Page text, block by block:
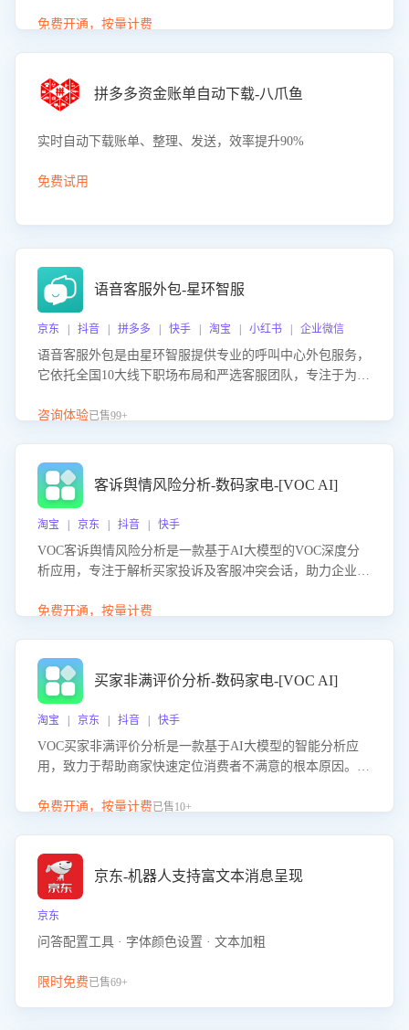
购买意向，深度洞察决策动因。同时全面评估客服团队政策
度、客服转化能力及销售业绩。
免费开通，按量计费
拼多多资金账单自动下载-八爪鱼
实时自动下载账单、整理、发送，效率提升90%
免费试用
语音客服外包-星环智服
京东 | 抖音 | 拼多多 | 快手 | 淘宝 | 小红书 | 企业微信
语音客服外包是由星环智服提供专业的呼叫中心外包服务，
它依托全国10大线下职场布局和严选客服团队，专注于为企
客服团队和智能工具提升语音客服服务效率和质量，帮助企
咨询体验已售99+
客诉舆情风险分析-数码家电-[VOC AI]
淘宝 | 京东 | 抖音 | 快手
VOC客诉舆情风险分析是一款基于AI大模型的VOC深度分
析应用，专注于解析买家投诉及客服冲突会话，助力企业精
别客户情绪、归因争议根源，并客观评估客服应对合理性与
能力，阻断差评扩散，维护品牌声誉，实现客户满意度的持
续提升。
免费开通，按量计费
买家非满评价分析-数码家电-[VOC AI]
淘宝 | 京东 | 抖音 | 快手
VOC买家非满评价分析是一款基于AI大模型的智能分析应
用，致力于帮助商家快速定位消费者不满意的根本原因。该
客服原因或其它部门原因，明确责任归属，提供可落地的改
改，有效提升客户满意度和店铺整体服务质量。
免费开通，按量计费已售10+
京东-机器人支持富文本消息呈现
京东
问答配置工具 · 字体颜色设置 · 文本加粗
限时免费已售69+